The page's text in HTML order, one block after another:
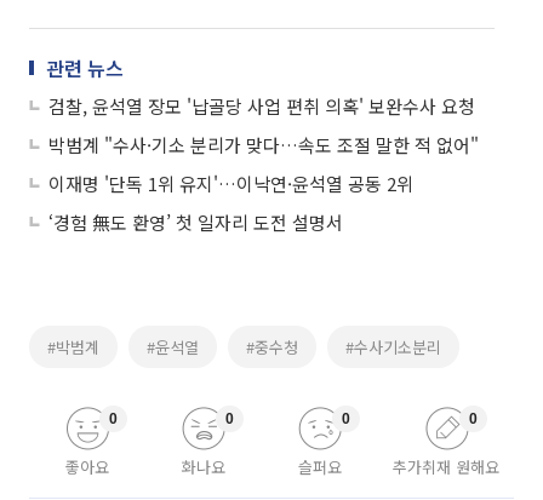
관련 뉴스
검찰, 윤석열 장모 '납골당 사업 편취 의혹' 보완수사 요청
박범계 "수사·기소 분리가 맞다…속도 조절 말한 적 없어"
이재명 '단독 1위 유지'…이낙연·윤석열 공동 2위
‘경험 無도 환영’ 첫 일자리 도전 설명서
#박범계 #윤석열 #중수청 #수사기소분리
좋아요
0
화나요
0
슬퍼요
0
추가취재 원해요
0